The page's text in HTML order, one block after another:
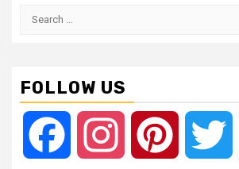
Search
FOLLOW US
Facebook Instagram Pinterest